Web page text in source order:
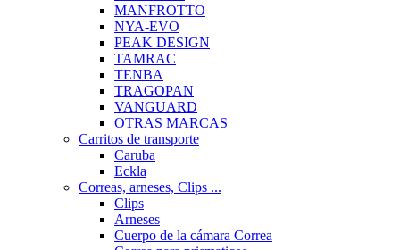
MANFROTTO
NYA-EVO
PEAK DESIGN
TAMRAC
TENBA
TRAGOPAN
VANGUARD
OTRAS MARCAS
Carritos de transporte
Caruba
Eckla
Correas, arneses, Clips ...
Clips
Arneses
Cuerpo de la cámara Correa